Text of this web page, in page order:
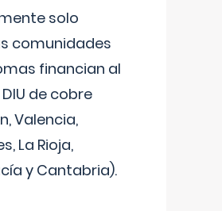
solo
comunidades
financian al
DIU de cobre
Valencia,
La Rioja,
y Cantabria).